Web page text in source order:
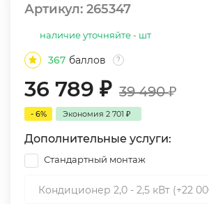
Артикул: 265347
наличие уточняйте - шт
367 баллов ?
36 789 ₽ 39 490₽
- 6% Экономия 2 701 ₽
Дополнительные услуги:
Стандартный монтаж